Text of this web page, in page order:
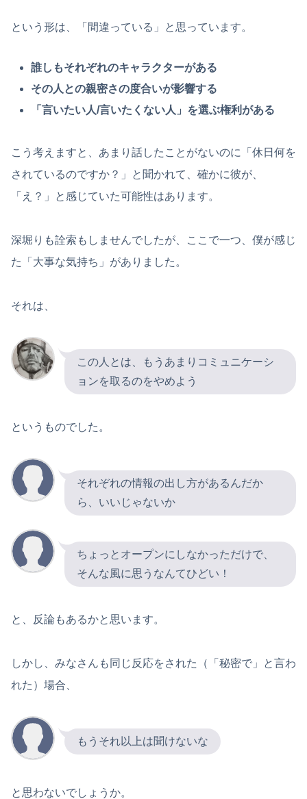
という形は、「間違っている」と思っています。
誰しもそれぞれのキャラクターがある
その人との親密さの度合いが影響する
「言いたい人/言いたくない人」を選ぶ権利がある
こう考えますと、あまり話したことがないのに「休日何を
されているのですか？」と聞かれて、確かに彼が、
「え？」と感じていた可能性はあります。
深堀りも詮索もしませんでしたが、ここで一つ、僕が感じ
た「大事な気持ち」がありました。
それは、
この人とは、もうあまりコミュニケーシ
ョンを取るのをやめよう
というものでした。
それぞれの情報の出し方があるんだか
ら、いいじゃないか
ちょっとオープンにしなかっただけで、
そんな風に思うなんてひどい！
と、反論もあるかと思います。
しかし、みなさんも同じ反応をされた（「秘密で」と言わ
れた）場合、
もうそれ以上は聞けないな
と思わないでしょうか。